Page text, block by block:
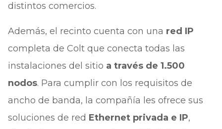
distintos comercios.
Además, el recinto cuenta con una red IP
completa de Colt que conecta todas las
instalaciones del sitio a través de 1.500
nodos. Para cumplir con los requisitos de
ancho de banda, la compañía les ofrece sus
soluciones de red Ethernet privada e IP,